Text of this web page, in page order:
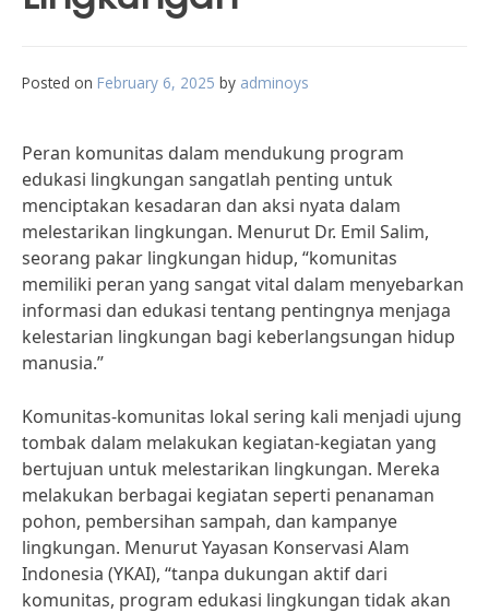
Posted on February 6, 2025 by adminoys
Peran komunitas dalam mendukung program
edukasi lingkungan sangatlah penting untuk
menciptakan kesadaran dan aksi nyata dalam
melestarikan lingkungan. Menurut Dr. Emil Salim,
seorang pakar lingkungan hidup, “komunitas
memiliki peran yang sangat vital dalam menyebarkan
informasi dan edukasi tentang pentingnya menjaga
kelestarian lingkungan bagi keberlangsungan hidup
manusia.”
Komunitas-komunitas lokal sering kali menjadi ujung
tombak dalam melakukan kegiatan-kegiatan yang
bertujuan untuk melestarikan lingkungan. Mereka
melakukan berbagai kegiatan seperti penanaman
pohon, pembersihan sampah, dan kampanye
lingkungan. Menurut Yayasan Konservasi Alam
Indonesia (YKAI), “tanpa dukungan aktif dari
komunitas, program edukasi lingkungan tidak akan